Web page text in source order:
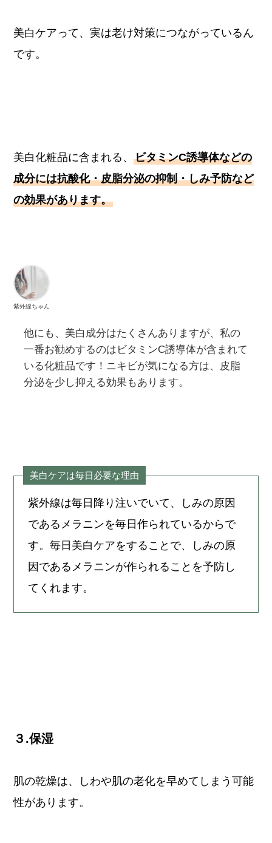
美白ケアって、実は老け対策につながっているん
です。
美白化粧品に含まれる、ビタミンC誘導体などの
成分には抗酸化・皮脂分泌の抑制・しみ予防など
の効果があります。
紫外線ちゃん
他にも、美白成分はたくさんありますが、私の
一番お勧めするのはビタミンC誘導体が含まれて
いる化粧品です！ニキビが気になる方は、皮脂
分泌を少し抑える効果もあります。
美白ケアは毎日必要な理由
紫外線は毎日降り注いでいて、しみの原因
であるメラニンを毎日作られているからで
す。毎日美白ケアをすることで、しみの原
因であるメラニンが作られることを予防し
てくれます。
３.保湿
肌の乾燥は、しわや肌の老化を早めてしまう可能
性があります。